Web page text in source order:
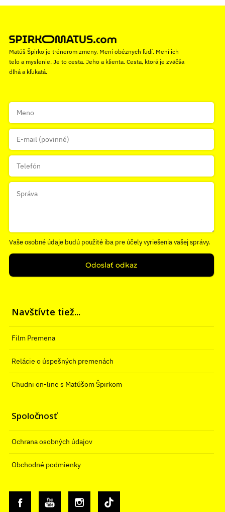
Matúš Špirko je trénerom zmeny. Mení obéznych ľudí. Mení ich
telo a myslenie. Je to cesta. Jeho a klienta. Cesta, ktorá je zväčša
dlhá a kľukatá.
Vaše osobné údaje budú použité iba pre účely vyriešenia vašej správy.
Odoslať odkaz
Navštívte tiež...
Film Premena
Relácie o úspešných premenách
Chudni on-line s Matúšom Špirkom
Spoločnosť
Ochrana osobných údajov
Obchodné podmienky